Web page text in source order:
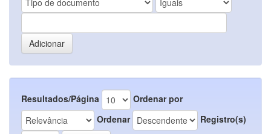
Resultados/Página
Ordenar por
Ordenar
Registro(s)